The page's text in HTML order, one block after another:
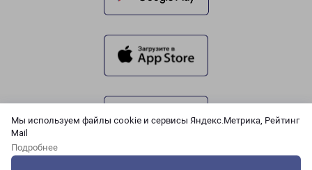
Мы используем файлы cookie и сервисы Яндекс.Метрика, Рейтинг
Mail
Подробнее